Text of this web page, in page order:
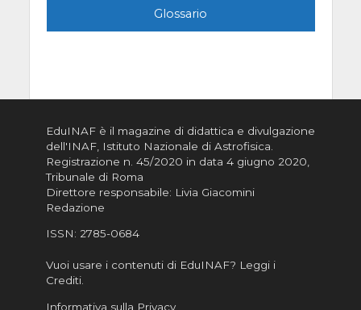
Glossario
EduINAF è il magazine di didattica e divulgazione
dell'INAF, Istituto Nazionale di Astrofisica
Registrazione n. 45/2020 in data 4 giugno 2020,
Tribunale di Roma
Direttore responsabile: Livia Giacomini
Redazione
ISSN: 2785-0684
Vuoi usare i contenuti di EduINAF? Leggi i
Crediti.
Informativa sulla Privacy